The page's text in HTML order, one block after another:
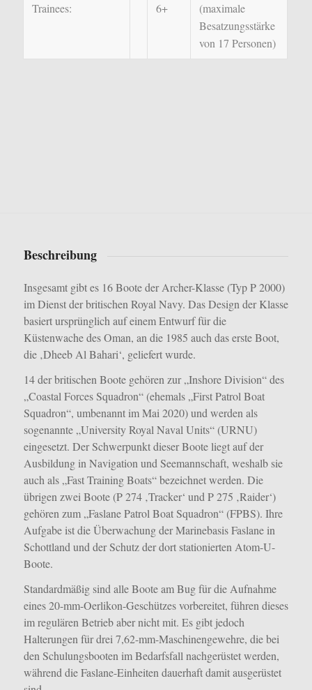
Trainees: 6+
(maximale
Besatzungsstärke
von 17 Personen)
Beschreibung
Insgesamt gibt es 16 Boote der Archer-Klasse (Typ P 2000)
im Dienst der britischen Royal Navy. Das Design der Klasse
basiert ursprünglich auf einem Entwurf für die
Küstenwache des Oman, an die 1985 auch das erste Boot,
die ‚Dheeb Al Bahari‘, geliefert wurde.
14 der britischen Boote gehören zur „Inshore Division“ des
„Coastal Forces Squadron“ (ehemals „First Patrol Boat
Squadron“, umbenannt im Mai 2020) und werden als
sogenannte „University Royal Naval Units“ (URNU)
eingesetzt. Der Schwerpunkt dieser Boote liegt auf der
Ausbildung in Navigation und Seemannschaft, weshalb sie
auch als „Fast Training Boats“ bezeichnet werden. Die
übrigen zwei Boote (P 274 ‚Tracker‘ und P 275 ‚Raider‘)
gehören zum „Faslane Patrol Boat Squadron“ (FPBS). Ihre
Aufgabe ist die Überwachung der Marinebasis Faslane in
Schottland und der Schutz der dort stationierten Atom-U-
Boote.
Standardmäßig sind alle Boote am Bug für die Aufnahme
eines 20-mm-Oerlikon-Geschützes vorbereitet, führen dieses
im regulären Betrieb aber nicht mit. Es gibt jedoch
Halterungen für drei 7,62-mm-Maschinengewehre, die bei
den Schulungsbooten im Bedarfsfall nachgerüstet werden,
während die Faslane-Einheiten dauerhaft damit ausgerüstet